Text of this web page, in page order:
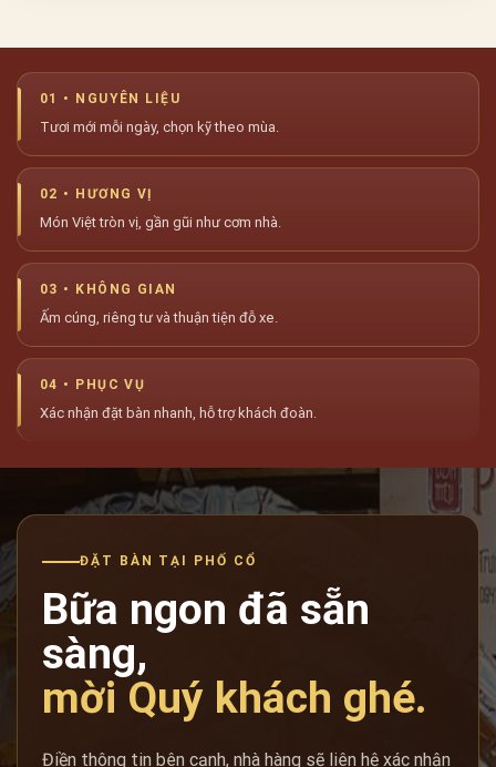
01 • NGUYÊN LIỆU
Tươi mới mỗi ngày, chọn kỹ theo mùa.
02 • HƯƠNG VỊ
Món Việt tròn vị, gần gũi như cơm nhà.
03 • KHÔNG GIAN
Ấm cúng, riêng tư và thuận tiện đỗ xe.
04 • PHỤC VỤ
Xác nhận đặt bàn nhanh, hỗ trợ khách đoàn.
ĐẶT BÀN TẠI PHỐ CỔ
Bữa ngon đã sẵn
sàng,
mời Quý khách ghé.
Điền thông tin bên cạnh, nhà hàng sẽ liên hệ xác nhận